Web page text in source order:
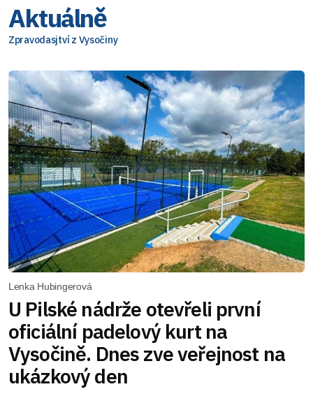
Aktuálně
Zpravodasjtví z Vysočiny
Lenka Hubingerová
U Pilské nádrže otevřeli první
oficiální padelový kurt na
Vysočině. Dnes zve veřejnost na
ukázkový den